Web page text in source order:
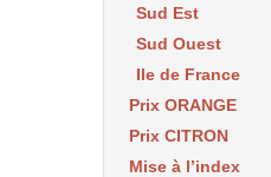
Sud Est
Sud Ouest
Ile de France
Prix ORANGE
Prix CITRON
Mise à l’index